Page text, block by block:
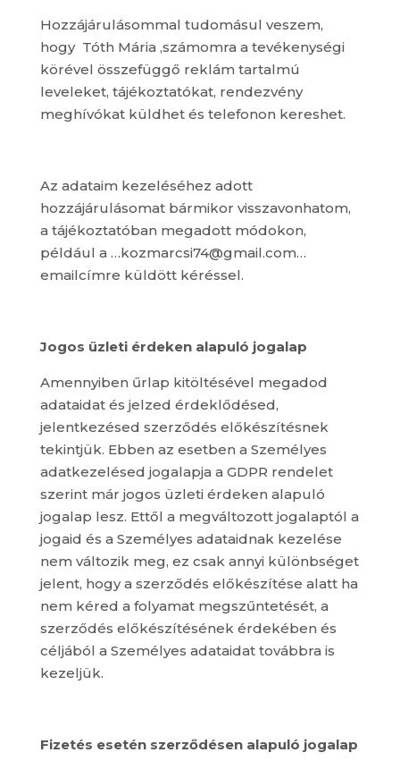
Hozzájárulásommal tudomásul veszem,
hogy Tóth Mária ,számomra a tevékenységi
körével összefüggő reklám tartalmú
leveleket, tájékoztatókat, rendezvény
meghívókat küldhet és telefonon kereshet.
Az adataim kezeléséhez adott
hozzájárulásomat bármikor visszavonhatom,
a tájékoztatóban megadott módokon,
például a …kozmarcsi74@gmail.com…
emailcímre küldött kéréssel.
Jogos üzleti érdeken alapuló jogalap
Amennyiben űrlap kitöltésével megadod
adataidat és jelzed érdeklődésed,
jelentkezésed szerződés előkészítésnek
tekintjük. Ebben az esetben a Személyes
adatkezelésed jogalapja a GDPR rendelet
szerint már jogos üzleti érdeken alapuló
jogalap lesz. Ettől a megváltozott jogalaptól a
jogaid és a Személyes adataidnak kezelése
nem változik meg, ez csak annyi különbséget
jelent, hogy a szerződés előkészítése alatt ha
nem kéred a folyamat megszűntetését, a
szerződés előkészítésének érdekében és
céljából a Személyes adataidat továbbra is
kezeljük.
Fizetés esetén szerződésen alapuló jogalap